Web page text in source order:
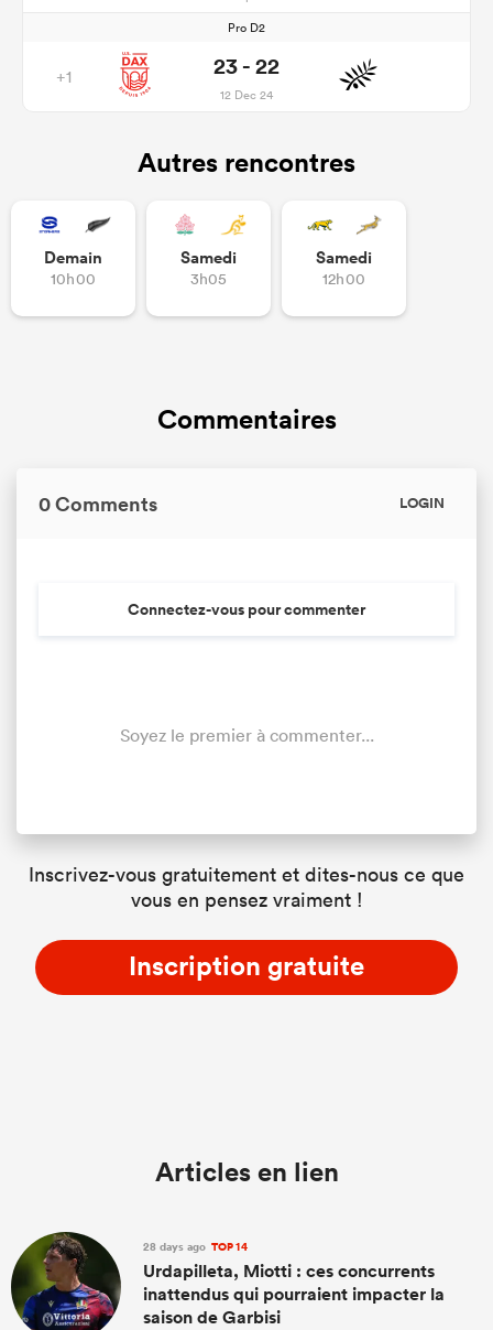
Pro D2
+1 23 - 22
12 Dec 24
Autres rencontres
Demain
10h00
Samedi
3h05
Samedi
12h00
Commentaires
0 Comments LOGIN
Connectez-vous pour commenter
Soyez le premier à commenter...
Inscrivez-vous gratuitement et dites-nous ce que
vous en pensez vraiment !
Inscription gratuite
Articles en lien
28 days ago TOP 14
Urdapilleta, Miotti : ces concurrents
inattendus qui pourraient impacter la
saison de Garbisi